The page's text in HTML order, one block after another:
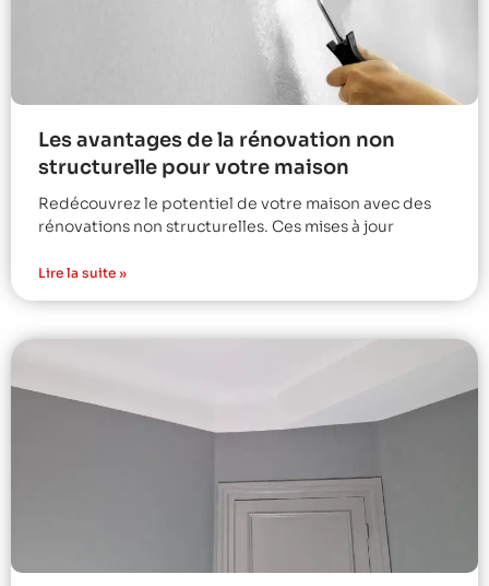
Les avantages de la rénovation non
structurelle pour votre maison
Redécouvrez le potentiel de votre maison avec des
rénovations non structurelles. Ces mises à jour
Lire la suite »